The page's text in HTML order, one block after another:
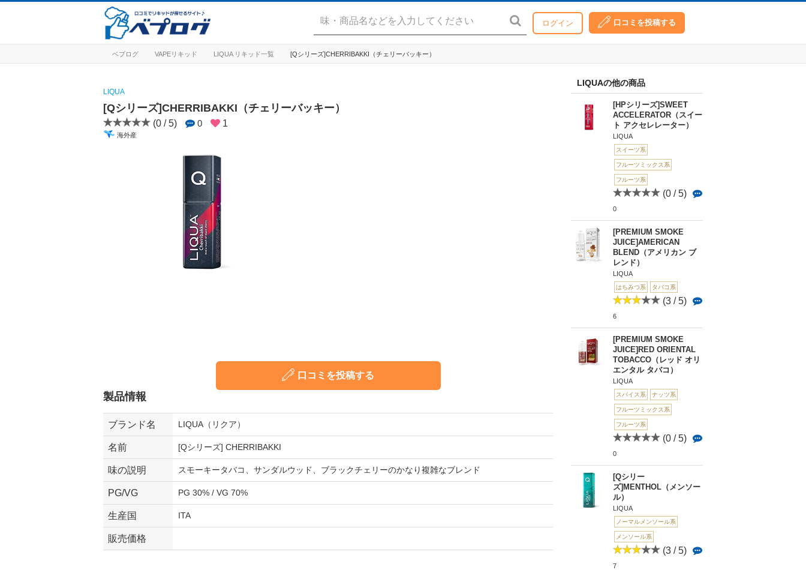
ログイン 口コミを投稿する
ベプログ VAPEリキッド LIQUA リキッド一覧 [Qシリーズ]CHERRIBAKKI（チェリーバッキー）
LIQUAの他の商品
[HPシリーズ]SWEET
ACCELERATOR（スイー
ト アクセレレーター）
LIQUA
スイーツ系
フルーツミックス系
フルーツ系
(0 / 5)
0
[PREMIUM SMOKE
JUICE]AMERICAN
BLEND（アメリカン ブ
レンド）
LIQUA
はちみつ系 タバコ系
(3 / 5)
6
[PREMIUM SMOKE
JUICE]RED ORIENTAL
TOBACCO（レッド オリ
エンタル タバコ）
LIQUA
スパイス系 ナッツ系
フルーツミックス系
フルーツ系
(0 / 5)
0
[Qシリー
ズ]MENTHOL（メンソー
ル）
LIQUA
ノーマルメンソール系
メンソール系
(3 / 5)
7
LIQUA
[Qシリーズ]CHERRIBAKKI（チェリーバッキー）
(0 / 5) 0 1
海外産
口コミを投稿する
製品情報
ブランド名 LIQUA（リクア）
名前 [Qシリーズ] CHERRIBAKKI
味の説明 スモーキータバコ、サンダルウッド、ブラックチェリーのかなり複雑なブレンド
PG/VG PG 30% / VG 70%
生産国 ITA
販売価格